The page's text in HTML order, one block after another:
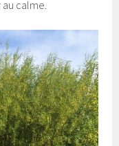
calme.